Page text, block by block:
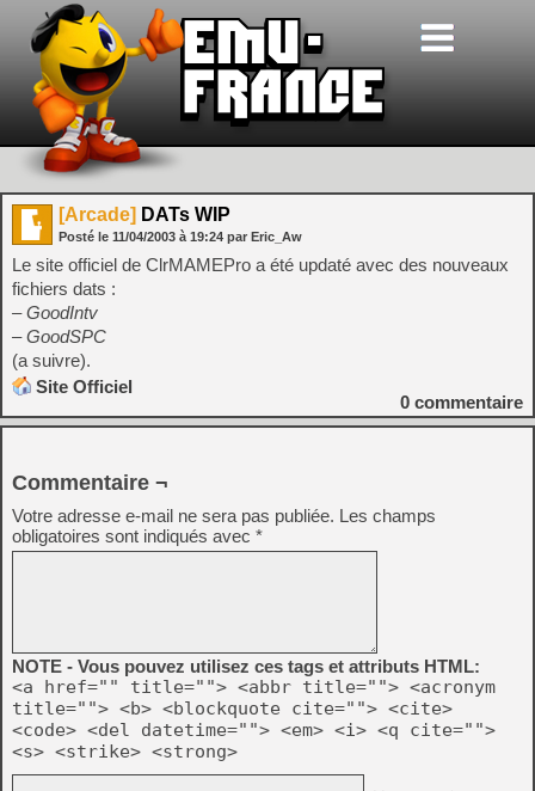
[Arcade] DATs WIP
Posté le 11/04/2003 à 19:24 par Eric_Aw
Le site officiel de ClrMAMEPro a été updaté avec des nouveaux
fichiers dats :
– GoodIntv
– GoodSPC
(a suivre).
Site Officiel
0 commentaire
Commentaire ¬
Votre adresse e-mail ne sera pas publiée. Les champs
obligatoires sont indiqués avec *
NOTE - Vous pouvez utilisez ces tags et attributs HTML:
<a href="" title=""> <abbr title=""> <acronym
title=""> <b> <blockquote cite=""> <cite>
<code> <del datetime=""> <em> <i> <q cite="">
<s> <strike> <strong>